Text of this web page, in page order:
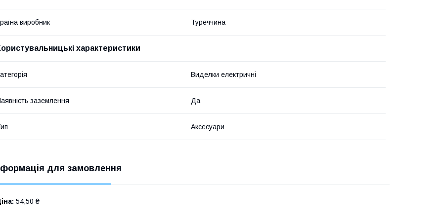
виробник Туреччина
характеристики
Виделки електричні
заземлення Да
Аксесуари
для замовлення
54,50 ₴